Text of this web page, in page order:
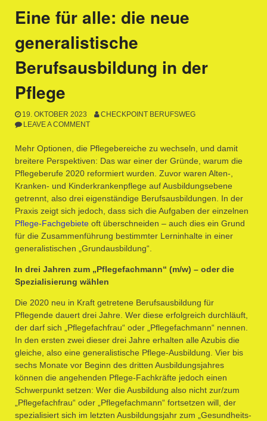
Eine für alle: die neue
generalistische
Berufsausbildung in der
Pflege
19. OKTOBER 2023
CHECKPOINT BERUFSWEG
LEAVE A COMMENT
Mehr Optionen, die Pflegebereiche zu wechseln, und damit
breitere Perspektiven: Das war einer der Gründe, warum die
Pflegeberufe 2020 reformiert wurden. Zuvor waren Alten-,
Kranken- und Kinderkrankenpflege auf Ausbildungsebene
getrennt, also drei eigenständige Berufsausbildungen. In der
Praxis zeigt sich jedoch, dass sich die Aufgaben der einzelnen
Pflege-Fachgebiete oft überschneiden – auch dies ein Grund
für die Zusammenführung bestimmter Lerninhalte in einer
generalistischen „Grundausbildung“.
In drei Jahren zum „Pflegefachmann“ (m/w) – oder die
Spezialisierung wählen
Die 2020 neu in Kraft getretene Berufsausbildung für
Pflegende dauert drei Jahre. Wer diese erfolgreich durchläuft,
der darf sich „Pflegefachfrau“ oder „Pflegefachmann“ nennen.
In den ersten zwei dieser drei Jahre erhalten alle Azubis die
gleiche, also eine generalistische Pflege-Ausbildung. Vier bis
sechs Monate vor Beginn des dritten Ausbildungsjahres
können die angehenden Pflege-Fachkräfte jedoch einen
Schwerpunkt setzen: Wer die Ausbildung also nicht zur/zum
„Pflegefachfrau“ oder „Pflegefachmann“ fortsetzen will, der
spezialisiert sich im letzten Ausbildungsjahr zum „Gesundheits-